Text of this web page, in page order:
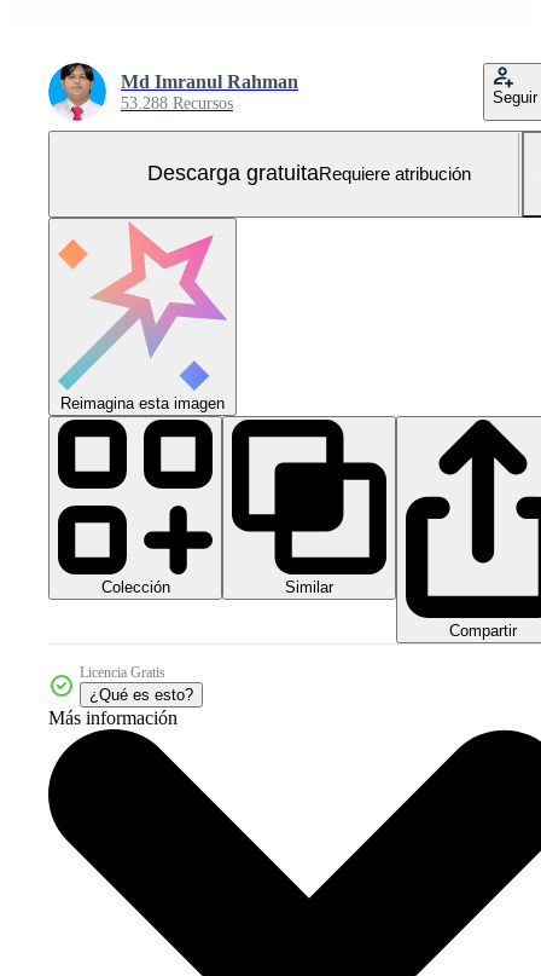
Md Imranul Rahman
53.288 Recursos Seguir
Descarga gratuitaRequiere atribución
Reimagina esta imagen
Colección Similar
Compartir
Licencia Gratis
¿Qué es esto?
Más información